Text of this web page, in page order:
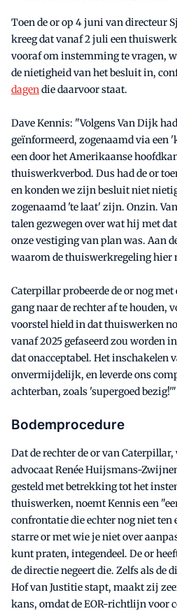
Toen de or op 4 juni van directeur
kreeg dat vanaf 2 juli een
vooraf om instemming te vragen,
de nietigheid van het besluit in,
dagendie daarvoor staat.
Dave Kennis: "Volgens Van Dijk
geïnformeerd, zogenaamd via een
een door het Amerikaanse
thuiswerkverbod. Dus had de or
en konden we zijn besluit niet
zogenaamd 'te laat' zijn. Onzin.
talen gezwegen over wat hij met
onze vestiging van plan was. Aan
waarom de thuiswerkregeling hier
Caterpillar probeerde de or nog
gang naar de rechter af te houden,
voorstel hield in dat thuiswerken
vanaf 2025 gefaseerd zou worden
dat onacceptabel. Het inschakelen
onvermijdelijk, en leverde ons
achterban, zoals 'supergoed bezig!'"
Bodemprocedure
Dat de rechter de or van
advocaat Renée Huijsmans-
gesteld met betrekking tot het
thuiswerken, noemt Kennis een
confrontatie die echter nog niet ten
starre or met wie je niet over
kunt praten, integendeel. De or
de directie negeert die. Zelfs als de
Hof van Justitie stapt, maakt zij
kans, omdat de EOR-richtlijn voor